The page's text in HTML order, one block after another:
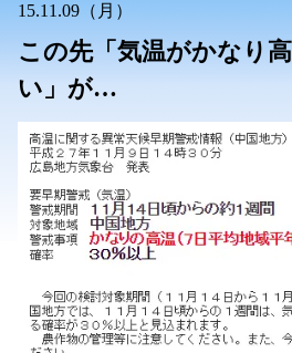
15.11.09（月）
この先「気温がかなり
い」が…